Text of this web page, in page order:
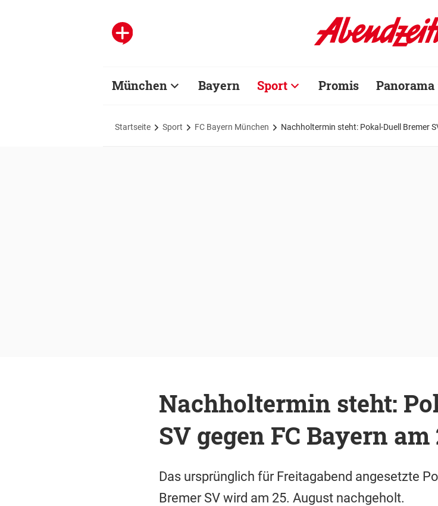
München Bayern Sport Promis Panorama
Startseite Sport FC Bayern München Nachholtermin steht: Pokal-Duell Bremer
Nachholtermin steht:
SV gegen FC Bayern
Das ursprünglich für Freitagabend angesetzte
Bremer SV wird am 25. August nachgeholt.